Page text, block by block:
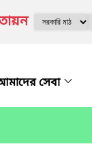
সেবা